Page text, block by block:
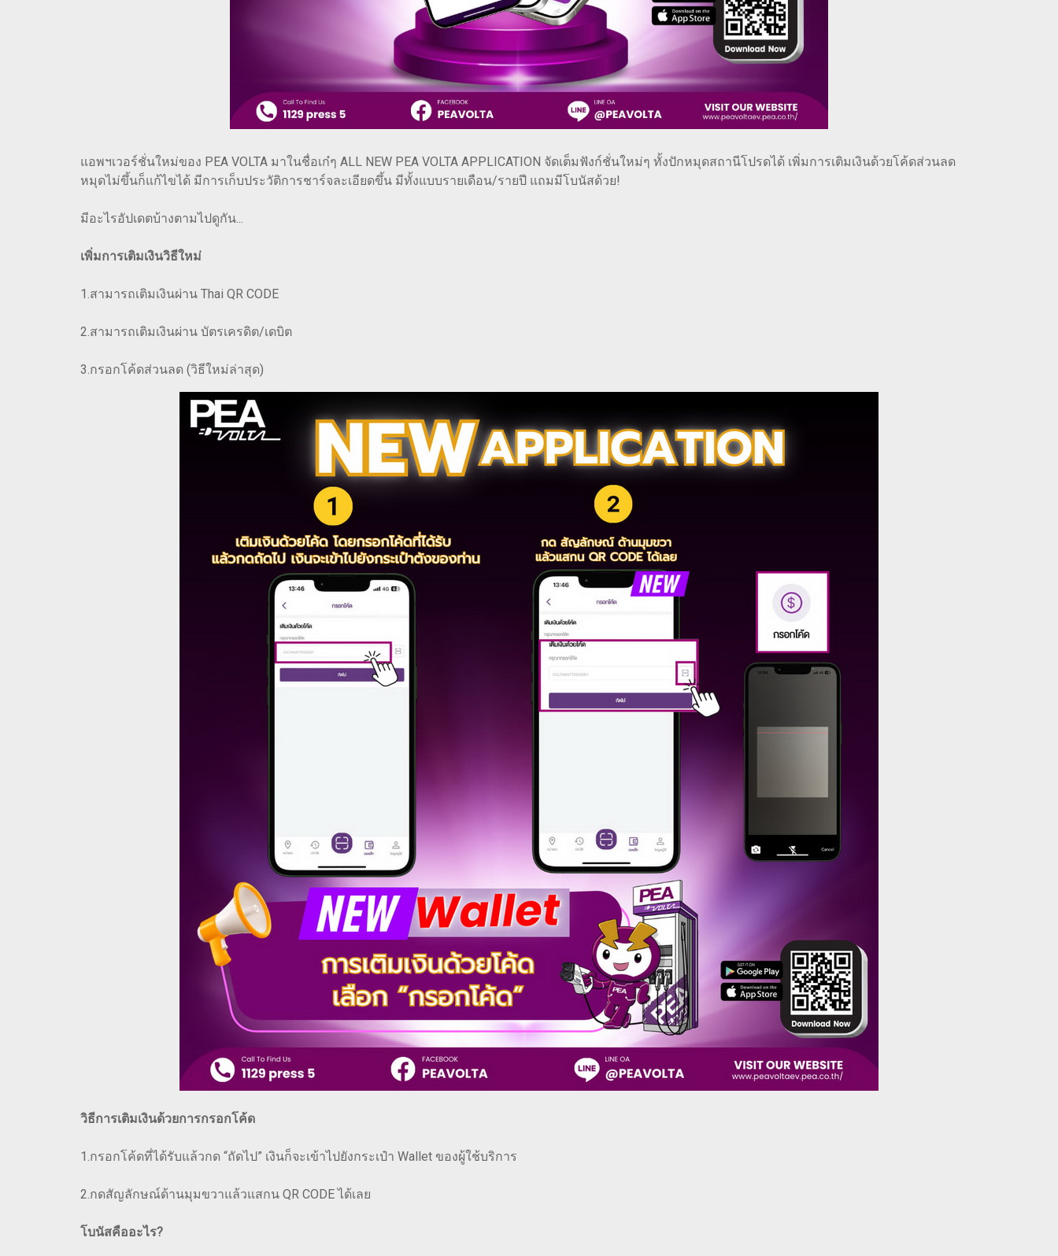
แอพฯเวอร์ชั่นใหม่ของ PEA VOLTA มาในชื่อเก๋ๆ ALL NEW PEA VOLTA APPLICATION จัดเต็มฟังก์ชั่นใหม่ๆ ทั้งปักหมุดสถานีโปรดได้ เพิ่มการเติมเงินด้วยโค้ดส่วนลด
หมุดไม่ขึ้นก็แก้ไขได้ มีการเก็บประวัติการชาร์จละเอียดขึ้น มีทั้งแบบรายเดือน/รายปี แถมมีโบนัสด้วย!
มีอะไรอัปเดตบ้างตามไปดูกัน...
เพิ่มการเติมเงินวิธีใหม่
1.สามารถเติมเงินผ่าน Thai QR CODE
2.สามารถเติมเงินผ่าน บัตรเครดิต/เดบิต
3.กรอกโค้ดส่วนลด (วิธีใหม่ล่าสุด)
วิธีการเติมเงินด้วยการกรอกโค้ด
1.กรอกโค้ดที่ได้รับแล้วกด “ถัดไป” เงินก็จะเข้าไปยังกระเป๋า Wallet ของผู้ใช้บริการ
2.กดสัญลักษณ์ด้านมุมขวาแล้วแสกน QR CODE ได้เลย
โบนัสคืออะไร?